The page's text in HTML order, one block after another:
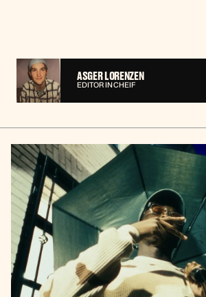
ASGER LORENZEN
EDITOR IN CHEIF